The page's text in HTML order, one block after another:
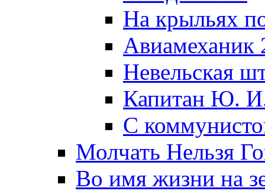
На крыльях
Невельская
Капитан Ю.
С
Молчать Нельзя
Во имя жизни на